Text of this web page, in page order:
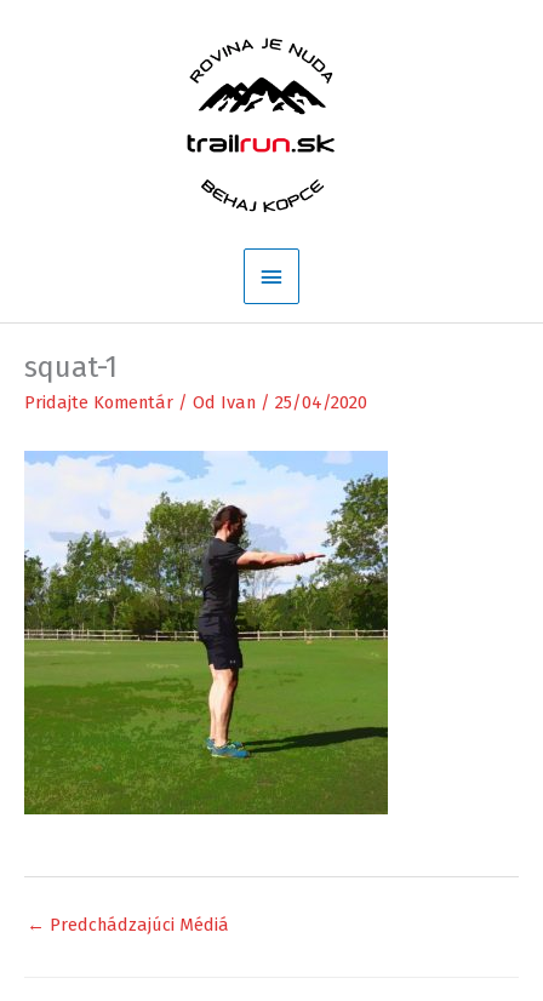
Hlavné
Menu
squat-1
Pridajte Komentár / Od Ivan / 25/04/2020
← Predchádzajúci Médiá